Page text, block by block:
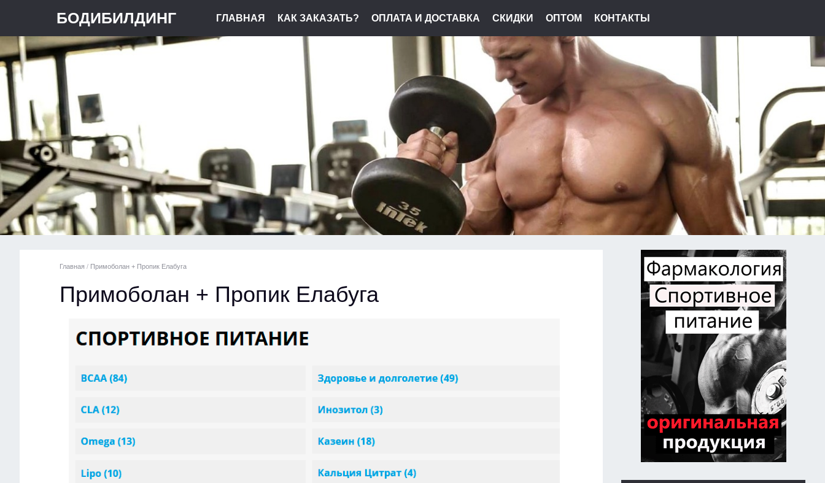
БОДИБИЛДИНГ ГЛАВНАЯ КАК ЗАКАЗАТЬ? ОПЛАТА И ДОСТАВКА СКИДКИ ОПТОМ КОНТАКТЫ
Главная / Примоболан + Пропик Елабуга
Примоболан + Пропик Елабуга